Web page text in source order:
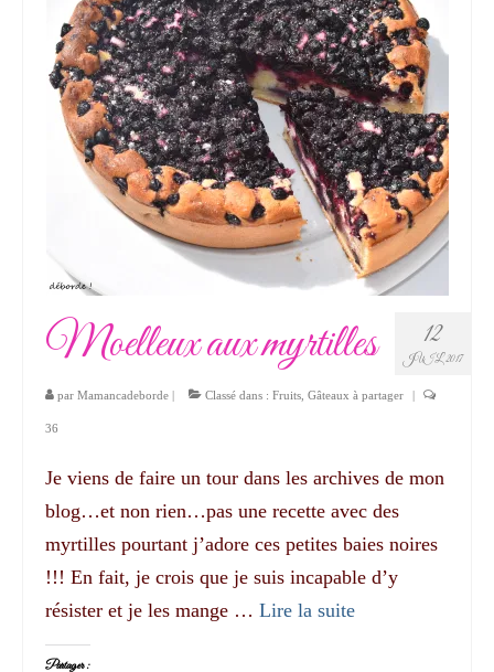
12
JUIL 2017
Moelleux aux myrtilles
par Mamancadeborde | Classé dans : Fruits Gâteaux à partager |
36
Je viens de faire un tour dans les archives de mon
blog…et non rien…pas une recette avec des
myrtilles pourtant j’adore ces petites baies noires
!!! En fait, je crois que je suis incapable d’y
résister et je les mange … Lire la suite­­
Partager :